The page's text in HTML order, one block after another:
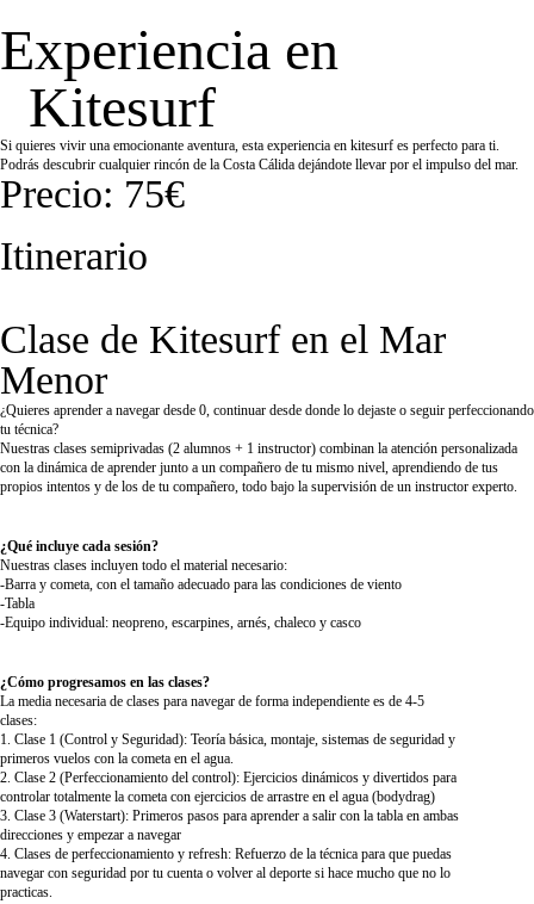
Experiencia en
Kitesurf
Si quieres vivir una emocionante aventura, esta experiencia en kitesurf es perfecto para ti.
Podrás descubrir cualquier rincón de la Costa Cálida dejándote llevar por el impulso del mar.
Precio: 75€
Itinerario
Clase de Kitesurf en el Mar
Menor
¿Quieres aprender a navegar desde 0, continuar desde donde lo dejaste o seguir perfeccionando
tu técnica?
Nuestras clases semiprivadas (2 alumnos + 1 instructor) combinan la atención personalizada
con la dinámica de aprender junto a un compañero de tu mismo nivel, aprendiendo de tus
propios intentos y de los de tu compañero, todo bajo la supervisión de un instructor experto.
¿Qué incluye cada sesión?
Nuestras clases incluyen todo el material necesario:
-Barra y cometa, con el tamaño adecuado para las condiciones de viento
-Tabla
-Equipo individual: neopreno, escarpines, arnés, chaleco y casco
¿Cómo progresamos en las clases?
La media necesaria de clases para navegar de forma independiente es de 4-5
clases:
1. Clase 1 (Control y Seguridad): Teoría básica, montaje, sistemas de seguridad y
primeros vuelos con la cometa en el agua.
2. Clase 2 (Perfeccionamiento del control): Ejercicios dinámicos y divertidos para
controlar totalmente la cometa con ejercicios de arrastre en el agua (bodydrag)
3. Clase 3 (Waterstart): Primeros pasos para aprender a salir con la tabla en ambas
direcciones y empezar a navegar
4. Clases de perfeccionamiento y refresh: Refuerzo de la técnica para que puedas
navegar con seguridad por tu cuenta o volver al deporte si hace mucho que no lo
practicas.